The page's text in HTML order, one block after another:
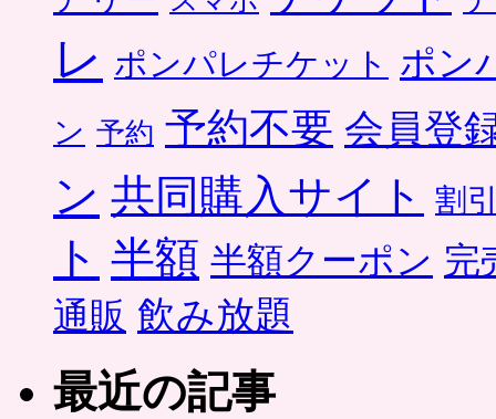
レ ポンパレチケット ポン
ン 予約 予約不要 会員登
ン 共同購入サイト 割
ト 半額 半額クーポン 完
通販 飲み放題
最近の記事